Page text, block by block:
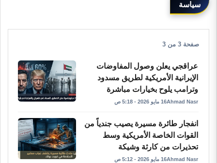
سياسة
صفحة 3 من 3
عراقجي يعلن وصول المفاوضات
الإيرانية الأمريكية لطريق مسدود
وترامب يلوح بخيارات مباشرة
Ahmad Nasr16 مايو 2026 - 5:18 ص
انفجار طائرة مسيرة يصيب جندياً من
القوات الخاصة الأمريكية وسط
تحذيرات من كارثة وشيكة
Ahmad Nasr16 مايو 2026 - 5:12 ص